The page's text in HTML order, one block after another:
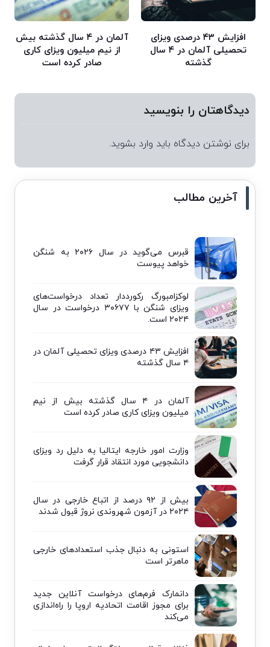
افزایش ۴۳ درصدی ویزای
تحصیلی آلمان در ۴ سال
گذشته
آلمان در ۴ سال گذشته بیش
از نیم میلیون ویزای کاری
صادر کرده است
دیدگاهتان را بنویسید
برای نوشتن دیدگاه باید وارد بشوید.
آخرین مطالب
قبرس می‌گوید در سال ۲۰۲۶ به شنگن
خواهد پیوست
لوکزامبورگ رکورددار تعداد درخواست‌های
ویزای شنگن با ۳۰۶۷۷ درخواست در سال
۲۰۲۴ است.
افزایش ۴۳ درصدی ویزای تحصیلی آلمان در
۴ سال گذشته
آلمان در ۴ سال گذشته بیش از نیم
میلیون ویزای کاری صادر کرده است
وزارت امور خارجه ایتالیا به دلیل رد ویزای
دانشجویی مورد انتقاد قرار گرفت
بیش از ۹۲ درصد از اتباع خارجی در سال
۲۰۲۴ در آزمون شهروندی نروژ قبول شدند
استونی به دنبال جذب استعدادهای خارجی
ماهرتر است
دانمارک فرم‌های درخواست آنلاین جدید
برای مجوز اقامت اتحادیه اروپا را راه‌اندازی
می‌کند